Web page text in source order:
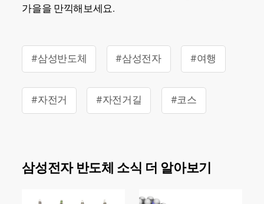
가을을 만끽해보세요.
#삼성반도체 #삼성전자 #여행
#자전거 #자전거길 #코스
삼성전자 반도체 소식 더 알아보기